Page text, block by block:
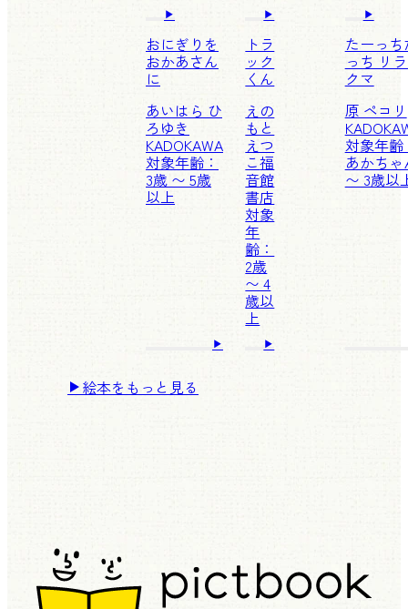
おにぎりを
おかあさん
に
あいはら ひ
ろゆき
KADOKAWA
対象年齢：
3歳 〜 5歳
以上
トラ
ック
くん
えの
もと
えつ
こ福
音館
書店
対象
年
齢：
2歳
〜 4
歳以
上
たーっち
っち リ
クマ
原 ペコリ
対象年齢
あかちゃ
〜 3歳以
絵本をもっと見る